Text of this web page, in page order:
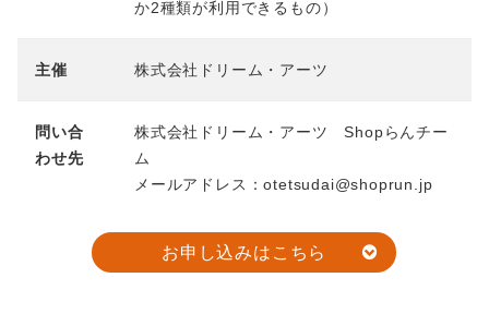
か2種類が利用できるもの）
主催 株式会社ドリーム・アーツ
問い合
わせ先
株式会社ドリーム・アーツ Shopらんチー
ム
メールアドレス：otetsudai@shoprun.jp
お申し込みはこちら